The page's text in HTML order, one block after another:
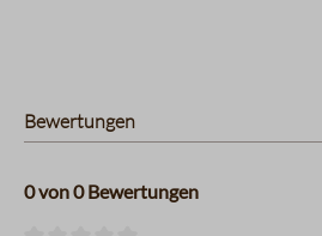
Bewertungen
0 von 0 Bewertungen